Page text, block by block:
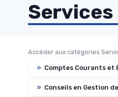
Services
Accéder aux catégories
» Comptes Courants et
» Conseils en Gestion